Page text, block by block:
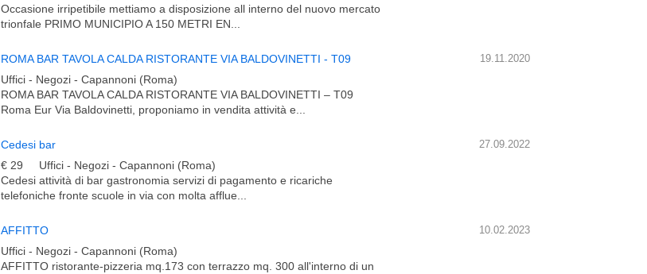
Occasione irripetibile mettiamo a disposizione all interno del nuovo mercato
trionfale PRIMO MUNICIPIO A 150 METRI EN...
19.11.2020
ROMA BAR TAVOLA CALDA RISTORANTE VIA BALDOVINETTI - T09
Uffici - Negozi - Capannoni (Roma)
ROMA BAR TAVOLA CALDA RISTORANTE VIA BALDOVINETTI – T09
Roma Eur Via Baldovinetti, proponiamo in vendita attività e...
27.09.2022
Cedesi bar
€ 29
Uffici - Negozi - Capannoni (Roma)
Cedesi attività di bar gastronomia servizi di pagamento e ricariche
telefoniche fronte scuole in via con molta afflue...
10.02.2023
AFFITTO
Uffici - Negozi - Capannoni (Roma)
AFFITTO ristorante-pizzeria mq.173 con terrazzo mq. 300 all'interno di un